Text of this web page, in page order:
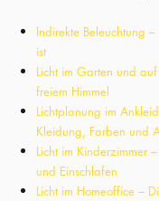
Indirekte Beleuchtung
ist
Licht im Garten und
freiem Himmel
Lichtplanung im
Kleidung, Farben und
Licht im Kinderzimmer
und Einschlafen
Licht im Homeoffice –